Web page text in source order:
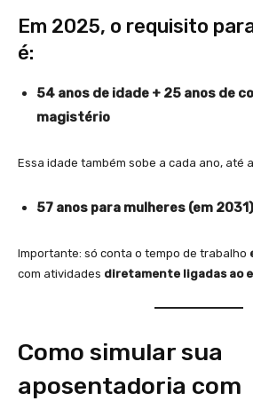
Em 2025, o requisito
é:
54 anos de idade + 25 anos de
magistério
Essa idade também sobe a cada ano, até
57 anos para mulheres (em 2031)
Importante: só conta o tempo de trabalho
com atividades diretamente ligadas ao
Como simular sua
aposentadoria com